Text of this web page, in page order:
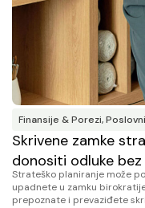
Finansije & Porezi,
Skrivene zamke
donositi odluke
Strateško planiranje može
upadnete u zamku
prepoznate i prevaziđete